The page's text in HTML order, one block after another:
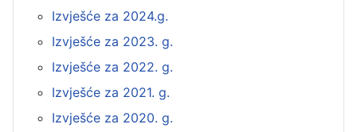
Izvješće za 2024.g.
Izvješće za 2023. g.
Izvješće za 2022. g.
Izvješće za 2021. g.
Izvješće za 2020. g.